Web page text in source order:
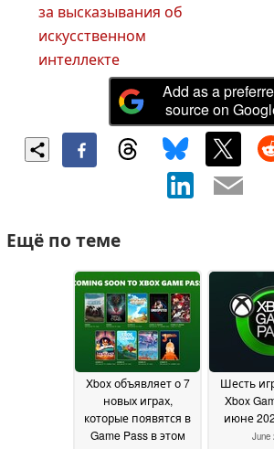
за высказывания об
искусственном
интеллекте
Add as a
source on
Ещё по теме
Xbox объявляет о 7
новых играх,
которые появятся в
Game Pass в этом
Шесть
Xbox
июне
June